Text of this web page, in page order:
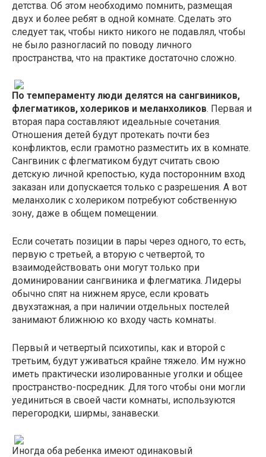
детства. Об этом необходимо помнить, размещая
двух и более ребят в одной комнате. Сделать это
следует так, чтобы никто никого не подавлял, чтобы
не было разногласий по поводу личного
пространства, что на практике достаточно сложно.
По темпераменту люди делятся на сангвиников,
флегматиков, холериков и меланхоликов. Первая и
вторая пара составляют идеальные сочетания.
Отношения детей будут протекать почти без
конфликтов, если грамотно разместить их в комнате.
Сангвиник с флегматиком будут считать свою
детскую личной крепостью, куда посторонним вход
заказан или допускается только с разрешения. А вот
меланхолик с холериком потребуют собственную
зону, даже в общем помещении.
Если сочетать позиции в пары через одного, то есть,
первую с третьей, а вторую с четвертой, то
взаимодействовать они могут только при
доминировании сангвиника и флегматика. Лидеры
обычно спят на нижнем ярусе, если кровать
двухэтажная, а при наличии отдельных постелей
занимают ближнюю ко входу часть комнаты.
Первый и четвертый психотипы, как и второй с
третьим, будут уживаться крайне тяжело. Им нужно
иметь практически изолированные уголки и общее
пространство-посредник. Для того чтобы они могли
уединиться в своей части комнаты, используются
перегородки, ширмы, занавески.
Иногда оба ребенка имеют одинаковый